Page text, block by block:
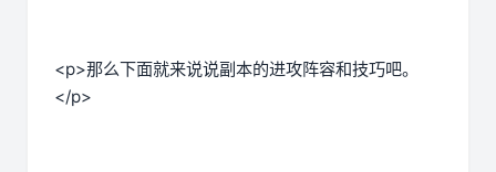
<p>那么下面就来说说副本的进攻阵容和技巧吧。
</p>